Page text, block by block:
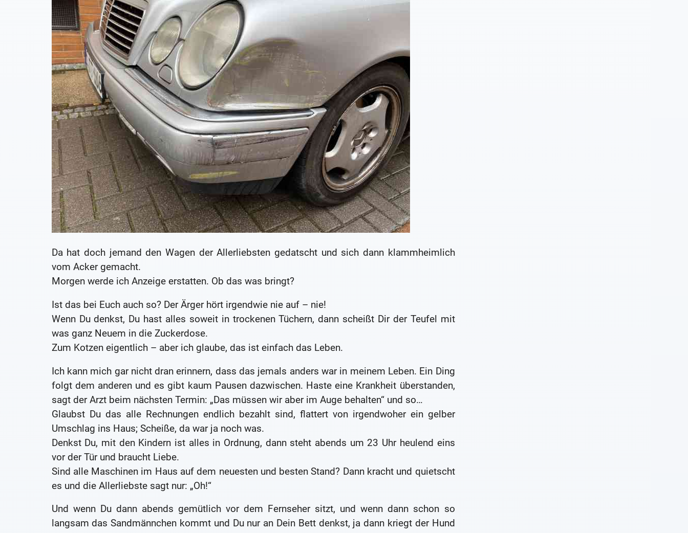
Da hat doch jemand den Wagen der Allerliebsten gedatscht und sich dann klammheimlich
vom Acker gemacht.
Morgen werde ich Anzeige erstatten. Ob das was bringt?
Ist das bei Euch auch so? Der Ärger hört irgendwie nie auf – nie!
Wenn Du denkst, Du hast alles soweit in trockenen Tüchern, dann scheißt Dir der Teufel mit
was ganz Neuem in die Zuckerdose.
Zum Kotzen eigentlich – aber ich glaube, das ist einfach das Leben.
Ich kann mich gar nicht dran erinnern, dass das jemals anders war in meinem Leben. Ein Ding
folgt dem anderen und es gibt kaum Pausen dazwischen. Haste eine Krankheit überstanden,
sagt der Arzt beim nächsten Termin: „Das müssen wir aber im Auge behalten“ und so…
Glaubst Du das alle Rechnungen endlich bezahlt sind, flattert von irgendwoher ein gelber
Umschlag ins Haus; Scheiße, da war ja noch was.
Denkst Du, mit den Kindern ist alles in Ordnung, dann steht abends um 23 Uhr heulend eins
vor der Tür und braucht Liebe.
Sind alle Maschinen im Haus auf dem neuesten und besten Stand? Dann kracht und quietscht
es und die Allerliebste sagt nur: „Oh!“
Und wenn Du dann abends gemütlich vor dem Fernseher sitzt, und wenn dann schon so
langsam das Sandmännchen kommt und Du nur an Dein Bett denkst, ja dann kriegt der Hund